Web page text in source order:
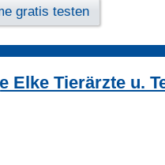
gratis testen
Elke Tierärzte u.